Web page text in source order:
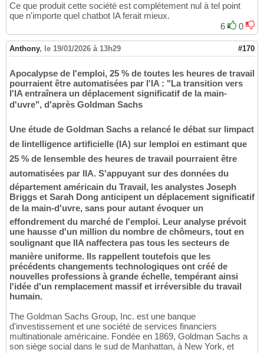
Ce que produit cette société est complétement nul à tel point
que n'importe quel chatbot IA ferait mieux.
6
0
Anthony, le 19/01/2026 à 13h29 #170
Apocalypse de l'emploi, 25 % de toutes les heures de travail
pourraient être automatisées par l'IA : "La transition vers
l'IA entraînera un déplacement significatif de la main-
d'uvre", d'après Goldman Sachs
Une étude de Goldman Sachs a relancé le débat sur limpact
de lintelligence artificielle (IA) sur lemploi en estimant que
25 % de lensemble des heures de travail pourraient être
automatisées par lIA. S'appuyant sur des données du
département américain du Travail, les analystes Joseph
Briggs et Sarah Dong anticipent un déplacement significatif
de la main-d'uvre, sans pour autant évoquer un
effondrement du marché de l'emploi. Leur analyse prévoit
une hausse d'un million du nombre de chômeurs, tout en
soulignant que lIA naffectera pas tous les secteurs de
manière uniforme. Ils rappellent toutefois que les
précédents changements technologiques ont créé de
nouvelles professions à grande échelle, tempérant ainsi
l'idée d'un remplacement massif et irréversible du travail
humain.
The Goldman Sachs Group, Inc. est une banque
d'investissement et une société de services financiers
multinationale américaine. Fondée en 1869, Goldman Sachs a
son siège social dans le sud de Manhattan, à New York, et